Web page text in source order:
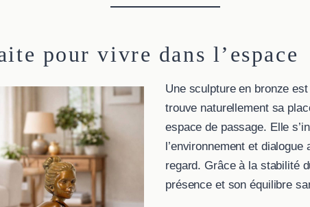
pour vivre dans l’espace
Une sculpture en bronze
trouve naturellement sa
espace de passage. Elle
l’environnement et
regard. Grâce à la stabilité
présence et son équilibre